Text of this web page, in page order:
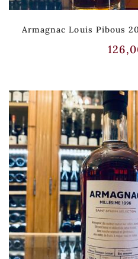
Armagnac Louis Pibous